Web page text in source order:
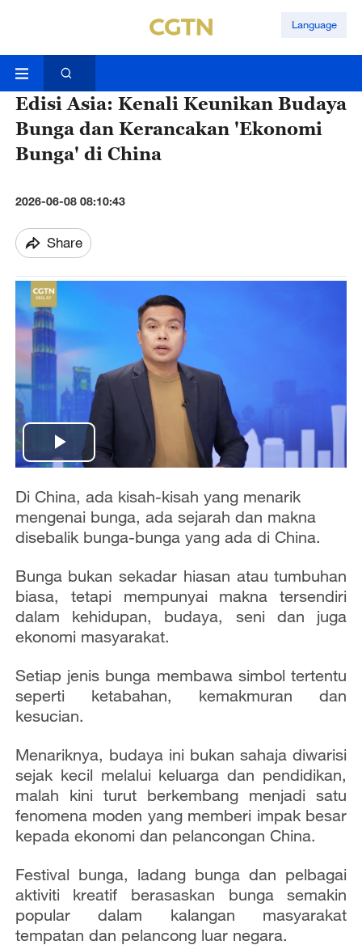
Language
Edisi Asia: Kenali Keunikan Budaya
Bunga dan Kerancakan 'Ekonomi
Bunga' di China
2026-06-08 08:10:43
Share
P
l
a
y
V
i
d
e
o
Di China, ada kisah-kisah yang menarik
mengenai bunga, ada sejarah dan makna
disebalik bunga-bunga yang ada di China.
Bunga bukan sekadar hiasan atau tumbuhan
biasa, tetapi mempunyai makna tersendiri
dalam kehidupan, budaya, seni dan juga
ekonomi masyarakat.
Setiap jenis bunga membawa simbol tertentu
seperti ketabahan, kemakmuran dan
kesucian.
Menariknya, budaya ini bukan sahaja diwarisi
sejak kecil melalui keluarga dan pendidikan,
malah kini turut berkembang menjadi satu
fenomena moden yang memberi impak besar
kepada ekonomi dan pelancongan China.
Festival bunga, ladang bunga dan pelbagai
aktiviti kreatif berasaskan bunga semakin
popular dalam kalangan masyarakat
tempatan dan pelancong luar negara.